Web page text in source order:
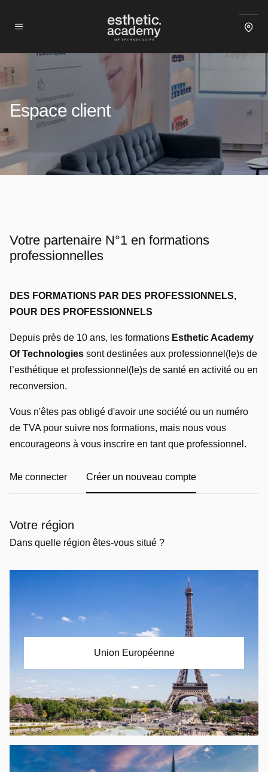
Espace client
Votre partenaire N°1 en formations
professionnelles
DES FORMATIONS PAR DES PROFESSIONNELS,
POUR DES PROFESSIONNELS
Depuis près de 10 ans, les formations Esthetic Academy
Of Technologies sont destinées aux professionnel(le)s de
l’esthétique et professionnel(le)s de santé en activité ou en
reconversion.
Vous n'êtes pas obligé d'avoir une société ou un numéro
de TVA pour suivre nos formations, mais nous vous
encourageons à vous inscrire en tant que professionnel.
Me connecter Créer un nouveau compte
Votre région
Dans quelle région êtes-vous situé ?
Union Européenne